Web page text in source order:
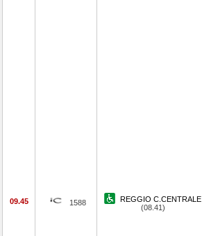
09.45 1588
REGGIO C.CENTRALE
(08.41)